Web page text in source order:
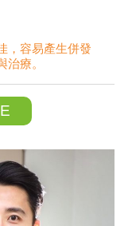
，容易產生併發
療。